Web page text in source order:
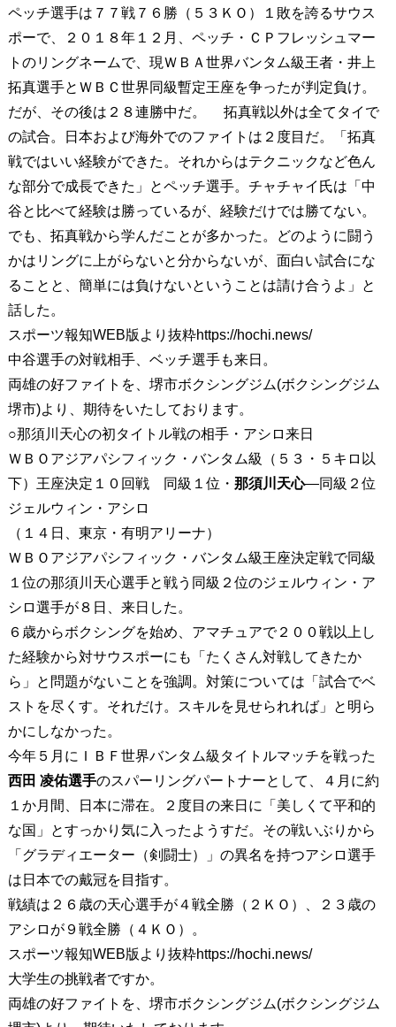
ペッチ選手は７７戦７６勝（５３ＫＯ）１敗を誇るサウス
ポーで、２０１８年１２月、ペッチ・ＣＰフレッシュマー
トのリングネームで、現ＷＢＡ世界バンタム級王者・井上
拓真選手とＷＢＣ世界同級暫定王座を争ったが判定負け。
だが、その後は２８連勝中だ。 拓真戦以外は全てタイで
の試合。日本および海外でのファイトは２度目だ。「拓真
戦ではいい経験ができた。それからはテクニックなど色ん
な部分で成長できた」とペッチ選手。チャチャイ氏は「中
谷と比べて経験は勝っているが、経験だけでは勝てない。
でも、拓真戦から学んだことが多かった。どのように闘う
かはリングに上がらないと分からないが、面白い試合にな
ることと、簡単には負けないということは請け合うよ」と
話した。
スポーツ報知WEB版より抜粋https://hochi.news/
中谷選手の対戦相手、ベッチ選手も来日。
両雄の好ファイトを、堺市ボクシングジム(ボクシングジム
堺市)より、期待をいたしております。
○那須川天心の初タイトル戦の相手・アシロ来日
ＷＢＯアジアパシフィック・バンタム級（５３・５キロ以
下）王座決定１０回戦 同級１位・ 那須川天心―同級２位
ジェルウィン・アシロ
（１４日、東京・有明アリーナ）
ＷＢＯアジアパシフィック・バンタム級王座決定戦で同級
１位の那須川天心選手と戦う同級２位のジェルウィン・ア
シロ選手が８日、来日した。
６歳からボクシングを始め、アマチュアで２００戦以上し
た経験から対サウスポーにも「たくさん対戦してきたか
ら」と問題がないことを強調。対策については「試合でベ
ストを尽くす。それだけ。スキルを見せられれば」と明ら
かにしなかった。
今年５月にＩＢＦ世界バンタム級タイトルマッチを戦った
西田 凌佑選手のスパーリングパートナーとして、４月に約
１か月間、日本に滞在。２度目の来日に「美しくて平和的
な国」とすっかり気に入ったようすだ。その戦いぶりから
「グラディエーター（剣闘士）」の異名を持つアシロ選手
は日本での戴冠を目指す。
戦績は２６歳の天心選手が４戦全勝（２ＫＯ）、２３歳の
アシロが９戦全勝（４ＫＯ）。
スポーツ報知WEB版より抜粋https://hochi.news/
大学生の挑戦者ですか。
両雄の好ファイトを、堺市ボクシングジム(ボクシングジム